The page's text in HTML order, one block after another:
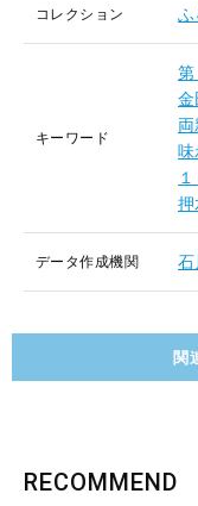
コレクション ふ
キーワード
第
金
味
押
データ作成機関 石
関
RECOMMEND